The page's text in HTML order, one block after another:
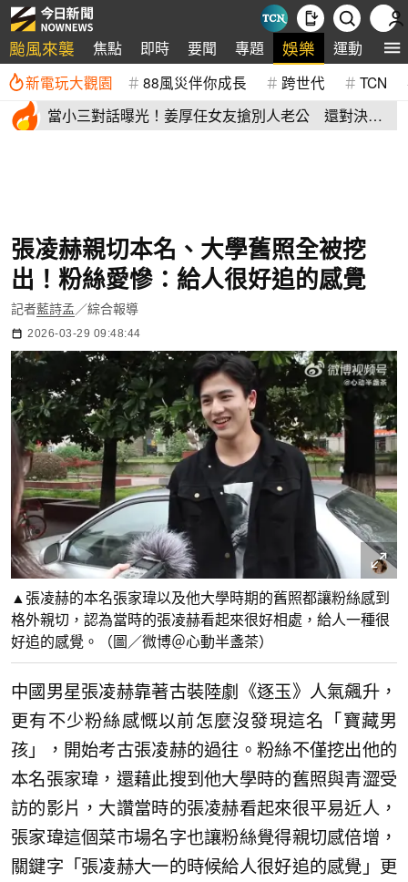
颱風來襲 焦點 即時 要聞 專題 娛樂 運動 全
新電玩大觀園 88風災伴你成長 跨世代 TCN
當小三對話曝光！姜厚任女友搶別人老公 還對決正
張凌赫親切本名、大學舊照全被挖
出！粉絲愛慘：給人很好追的感覺
記者藍詩孟 ／綜合報導
2026-03-29 09:48:44
▲張凌赫的本名張家瑋以及他大學時期的舊照都讓粉絲感到
格外親切，認為當時的張凌赫看起來很好相處，給人一種很
好追的感覺。（圖／微博＠心動半盞茶）
中國男星張凌赫靠著古裝陸劇《逐玉》人氣飆升，
更有不少粉絲感慨以前怎麼沒發現這名「寶藏男
孩」，開始考古張凌赫的過往。粉絲不僅挖出他的
本名張家瑋，還藉此搜到他大學時的舊照與青澀受
訪的影片，大讚當時的張凌赫看起來很平易近人，
張家瑋這個菜市場名字也讓粉絲覺得親切感倍增，
關鍵字「張凌赫大一的時候給人很好追的感覺」更